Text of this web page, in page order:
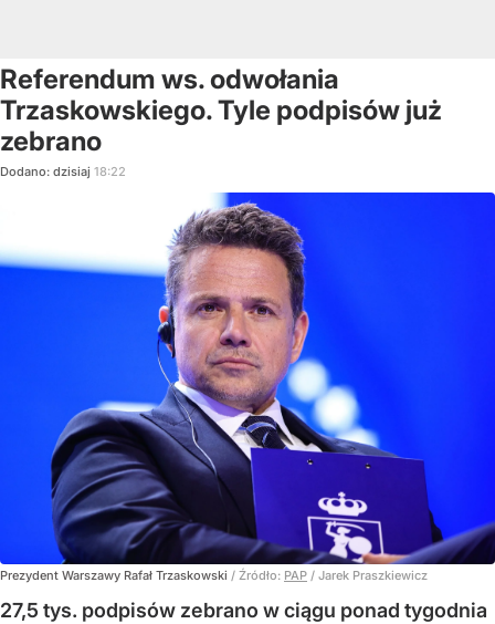
Referendum ws. odwołania
Trzaskowskiego. Tyle podpisów już
zebrano
Dodano: dzisiaj 18:22
Prezydent Warszawy Rafał Trzaskowski / Źródło: PAP / Jarek Praszkiewicz
27,5 tys. podpisów zebrano w ciągu ponad tygodnia